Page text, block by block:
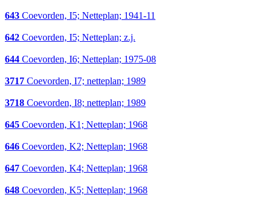
643 Coevorden, I5; Netteplan; 1941-11
642 Coevorden, I5; Netteplan; z.j.
644 Coevorden, I6; Netteplan; 1975-08
3717 Coevorden, I7; netteplan; 1989
3718 Coevorden, I8; netteplan; 1989
645 Coevorden, K1; Netteplan; 1968
646 Coevorden, K2; Netteplan; 1968
647 Coevorden, K4; Netteplan; 1968
648 Coevorden, K5; Netteplan; 1968